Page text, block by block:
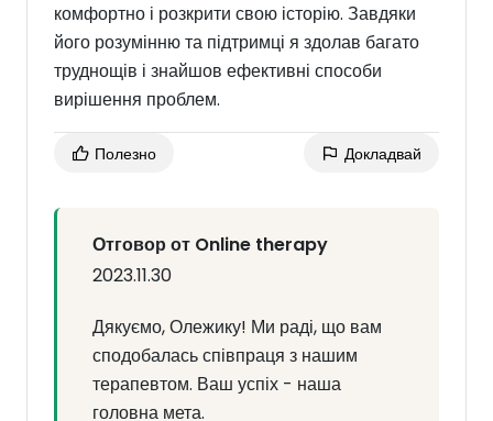
комфортно і розкрити свою історію. Завдяки
його розумінню та підтримці я здолав багато
труднощів і знайшов ефективні способи
вирішення проблем.
Полезно Докладвай
Отговор от Online therapy
2023.11.30
Дякуємо, Олежику! Ми раді, що вам
сподобалась співпраця з нашим
терапевтом. Ваш успіх - наша
головна мета.